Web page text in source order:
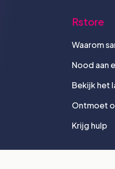
Rstore
Waarom
Nood aan
Bekijk het
Ontmoet
Krijg hulp